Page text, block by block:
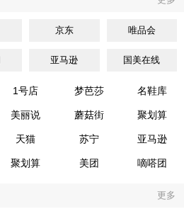
京东 唯品会
亚马逊 国美在线
1号店 梦芭莎 名鞋库
美丽说 蘑菇街 聚划算
天猫 苏宁 亚马逊
聚划算 美团 嘀嗒团
更多